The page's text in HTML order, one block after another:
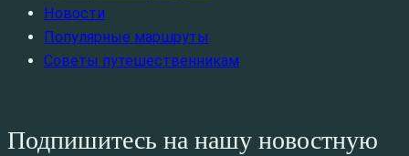
Новости
Популярные маршруты
Советы путешественникам
Подпишитесь на нашу новостную